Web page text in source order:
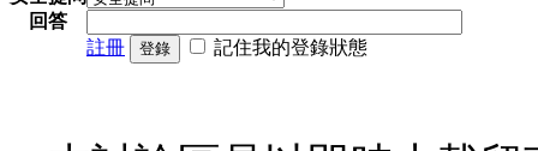
回答
註冊
登錄 記住我的登錄狀態